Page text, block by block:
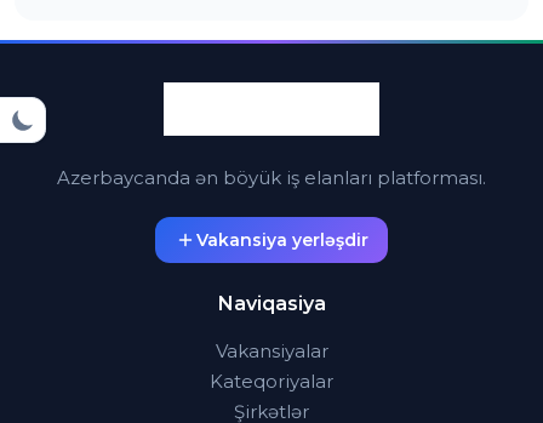
Azerbaycanda ən böyük iş elanları platforması.
Vakansiya yerləşdir
Naviqasiya
Vakansiyalar
Kateqoriyalar
Şirkətlər